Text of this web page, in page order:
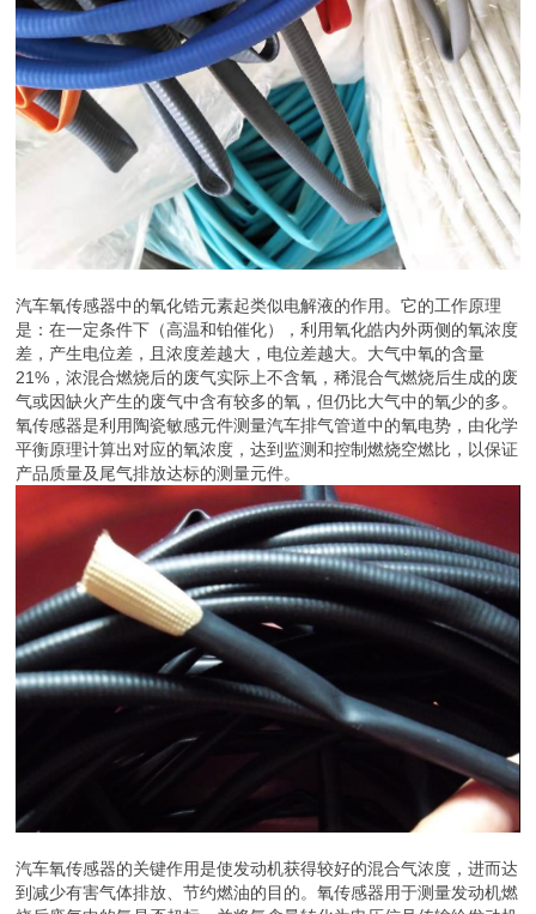
汽车氧传感器中的氧化锆元素起类似电解液的作用。它的工作原理
是：在一定条件下（高温和铂催化），利用氧化皓内外两侧的氧浓度
差，产生电位差，且浓度差越大，电位差越大。大气中氧的含量
21%，浓混合燃烧后的废气实际上不含氧，稀混合气燃烧后生成的废
气或因缺火产生的废气中含有较多的氧，但仍比大气中的氧少的多。
氧传感器是利用陶瓷敏感元件测量汽车排气管道中的氧电势，由化学
平衡原理计算出对应的氧浓度，达到监测和控制燃烧空燃比，以保证
产品质量及尾气排放达标的测量元件。
汽车氧传感器的关键作用是使发动机获得较好的混合气浓度，进而达
到减少有害气体排放、节约燃油的目的。氧传感器用于测量发动机燃